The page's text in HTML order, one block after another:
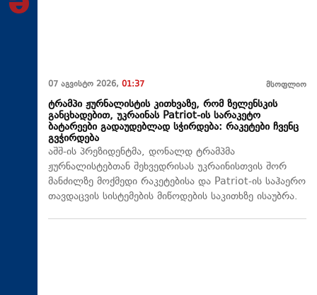
07 აგვისტო 2026, 01:37 მსოფლიო
ტრამპი ჟურნალისტის კითხვაზე, რომ ზელენსკის
განცხადებით, უკრაინას Patriot-ის სარაკეტო
ბატარეები გადაუდებლად სჭირდება: რაკეტები ჩვენც
გვჭირდება
აშშ-ის პრეზიდენტმა, დონალდ ტრამპმა
ჟურნალისტებთან შეხვედრისას უკრაინისთვის შორ
მანძილზე მოქმედი რაკეტებისა და Patriot-ის საჰაერო
თავდაცვის სისტემების მიწოდების საკითხზე ისაუბრა.